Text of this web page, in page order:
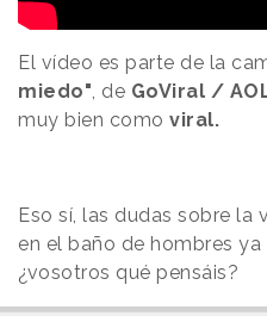
El vídeo es parte de la
miedo" , de GoViral /
muy bien como viral.
Eso sí, las dudas sobre la
en el baño de hombres
¿vosotros qué pensáis?